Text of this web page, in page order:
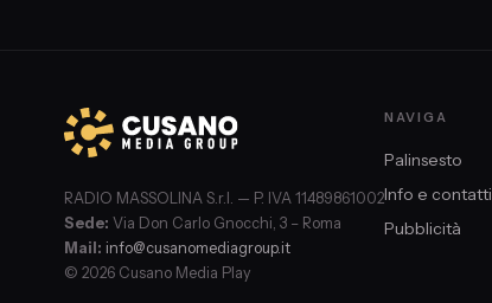
RADIO MASSOLINA S.r.l. — P. IVA 11489861002
Sede: Via Don Carlo Gnocchi, 3 – Roma
Mail: info@cusanomediagroup.it
© 2026 Cusano Media Play
NAVIGA
Palinsesto
Info e contatti
Pubblicità